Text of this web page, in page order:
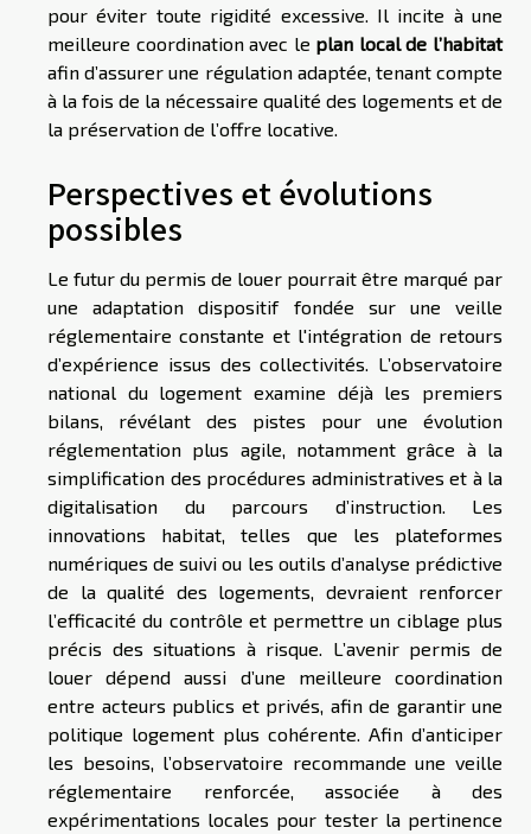
pour éviter toute rigidité excessive. Il incite à une
meilleure coordination avec le plan local de l’habitat
afin d’assurer une régulation adaptée, tenant compte
à la fois de la nécessaire qualité des logements et de
la préservation de l’offre locative.
Perspectives et évolutions
possibles
Le futur du permis de louer pourrait être marqué par
une adaptation dispositif fondée sur une veille
réglementaire constante et l'intégration de retours
d’expérience issus des collectivités. L’observatoire
national du logement examine déjà les premiers
bilans, révélant des pistes pour une évolution
réglementation plus agile, notamment grâce à la
simplification des procédures administratives et à la
digitalisation du parcours d’instruction. Les
innovations habitat, telles que les plateformes
numériques de suivi ou les outils d’analyse prédictive
de la qualité des logements, devraient renforcer
l’efficacité du contrôle et permettre un ciblage plus
précis des situations à risque. L’avenir permis de
louer dépend aussi d’une meilleure coordination
entre acteurs publics et privés, afin de garantir une
politique logement plus cohérente. Afin d’anticiper
les besoins, l’observatoire recommande une veille
réglementaire renforcée, associée à des
expérimentations locales pour tester la pertinence